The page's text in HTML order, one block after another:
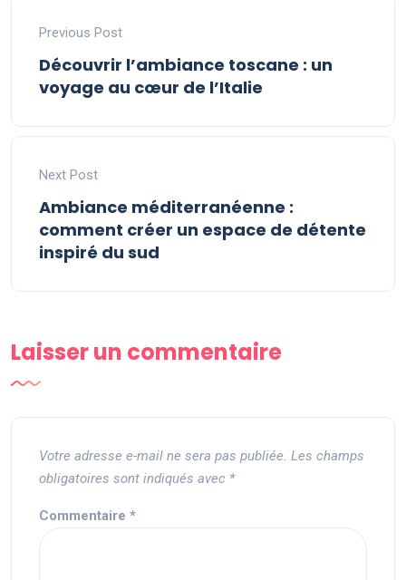
Previous Post
Découvrir l’ambiance toscane : un
voyage au cœur de l’Italie
Next Post
Ambiance méditerranéenne :
comment créer un espace de détente
inspiré du sud
Laisser un commentaire
Votre adresse e-mail ne sera pas publiée. Les champs
obligatoires sont indiqués avec *
Commentaire *